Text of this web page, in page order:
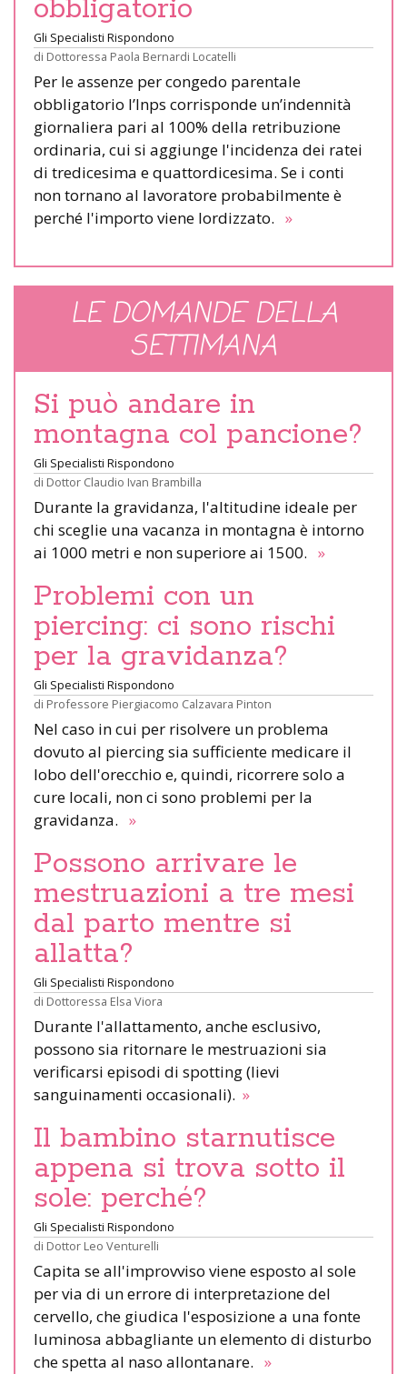
obbligatorio
Gli Specialisti Rispondono
di Dottoressa Paola Bernardi Locatelli
Per le assenze per congedo parentale
obbligatorio l’Inps corrisponde un’indennità
giornaliera pari al 100% della retribuzione
ordinaria, cui si aggiunge l'incidenza dei ratei
di tredicesima e quattordicesima. Se i conti
non tornano al lavoratore probabilmente è
perché l'importo viene lordizzato. »
LE DOMANDE DELLA
SETTIMANA
Si può andare in
montagna col pancione?
Gli Specialisti Rispondono
di Dottor Claudio Ivan Brambilla
Durante la gravidanza, l'altitudine ideale per
chi sceglie una vacanza in montagna è intorno
ai 1000 metri e non superiore ai 1500. »
Problemi con un
piercing: ci sono rischi
per la gravidanza?
Gli Specialisti Rispondono
di Professore Piergiacomo Calzavara Pinton
Nel caso in cui per risolvere un problema
dovuto al piercing sia sufficiente medicare il
lobo dell'orecchio e, quindi, ricorrere solo a
cure locali, non ci sono problemi per la
gravidanza. »
Possono arrivare le
mestruazioni a tre mesi
dal parto mentre si
allatta?
Gli Specialisti Rispondono
di Dottoressa Elsa Viora
Durante l'allattamento, anche esclusivo,
possono sia ritornare le mestruazioni sia
verificarsi episodi di spotting (lievi
sanguinamenti occasionali). »
Il bambino starnutisce
appena si trova sotto il
sole: perché?
Gli Specialisti Rispondono
di Dottor Leo Venturelli
Capita se all'improvviso viene esposto al sole
per via di un errore di interpretazione del
cervello, che giudica l'esposizione a una fonte
luminosa abbagliante un elemento di disturbo
che spetta al naso allontanare. »